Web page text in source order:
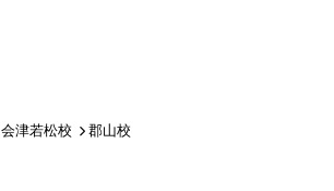
会津若松校 郡山校